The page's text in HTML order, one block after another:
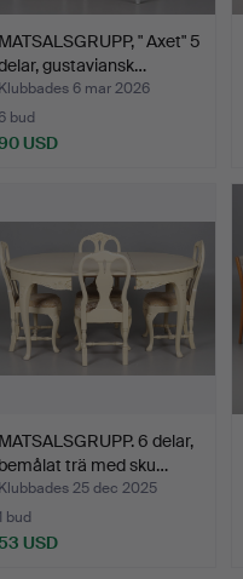
MATSALSGRUPP, " Axet" 5
gustaviansk…
Klubbades 6 mar 2026
bud
USD
MATSALSGRUPP. 6 delar,
bemålat trä med sku…
Klubbades 25 dec 2025
bud
53 USD